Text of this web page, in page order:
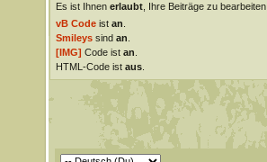
Es ist Ihnen erlaubt, Ihre Beiträge zu bearbeiten.
vB Codeist an
Smileyssind an
[IMG] Code ist an
HTML-Code ist aus.